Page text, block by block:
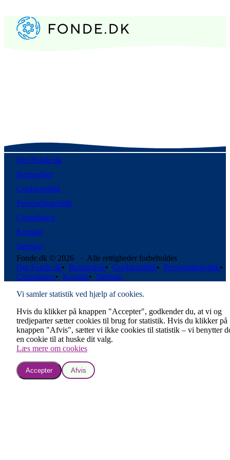
Om Fonde.dk
Betingelser
Cookiepolitik
Persondatapolitik
Compliance
Kontakt
Sitemap
Fonde.dk © 2026 · Alle rettigheder forbeholdes
Om Fonde.dk• Betingelser• Cookiepolitik• Persondatapolitik•
Compliance• Kontakt• Sitemap
Vi samler statistik ved hjælp af cookies.
Hvis du klikker på knappen "Accepter", godkender du, at vi og
tredjeparter sætter cookies til brug for statistik. Hvis du klikker på
knappen "Afvis", sætter vi ikke cookies til statistik – vi benytter
en cookie til at huske dit valg.
Læs mere om cookies
Accepter Afvis